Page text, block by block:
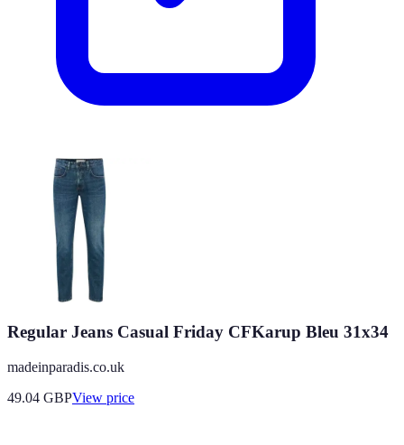
Regular Jeans Casual Friday CFKarup Bleu 31x34
madeinparadis.co.uk
49.04 GBPView price